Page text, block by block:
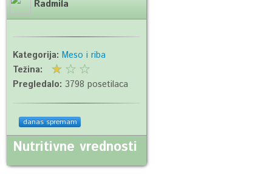
Radmila
Kategorija:Meso i riba
Težina:
Pregledalo: 3798 posetilaca
danas spremam
Nutritivne vrednosti